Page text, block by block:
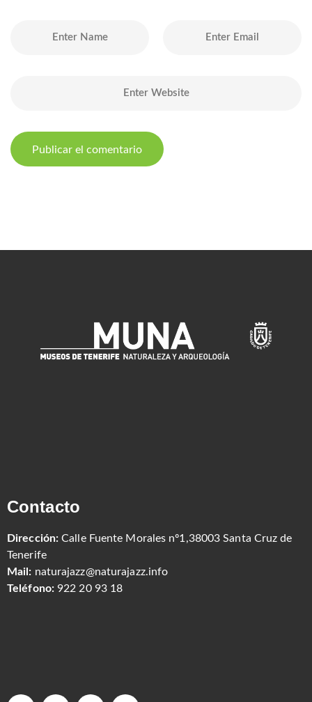
Contacto
Dirección: Calle Fuente Morales nº1,38003 Santa Cruz de
Tenerife
Mail: naturajazz@naturajazz.info
Teléfono: 922 20 93 18